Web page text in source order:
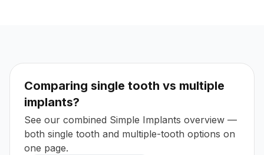
Comparing single tooth vs multiple
implants?
See our combined Simple Implants overview —
both single tooth and multiple-tooth options on
one page.